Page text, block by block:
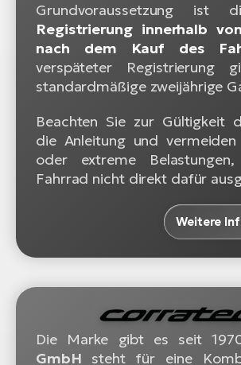
Grundvoraussetzung ist
Registrierung innerhalb
nach dem Kauf des
verspäteter Registrierung
standardmäßige zweijährige
Beachten Sie zur Gültigkeit
die Anleitung und vermeiden
oder extreme
Fahrrad nicht direkt dafür
Weitere
Die Marke gibt es seit
GmbH steht für eine